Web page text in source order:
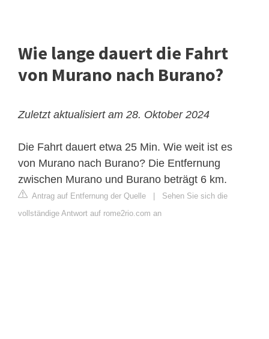
Wie lange dauert die Fahrt
von Murano nach Burano?
Zuletzt aktualisiert am 28. Oktober 2024
Die Fahrt dauert etwa 25 Min. Wie weit ist es
von Murano nach Burano? Die Entfernung
zwischen Murano und Burano beträgt 6 km.
Antrag auf Entfernung der Quelle
Sehen Sie sich die
vollständige Antwort auf rome2rio.com an